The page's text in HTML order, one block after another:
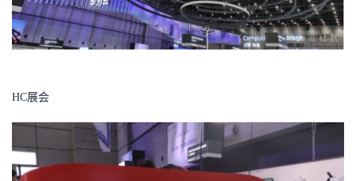
HC展会